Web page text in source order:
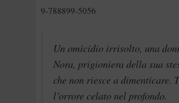
9-788899-5056
Un omicidio irrisolto, una
Nora, prigioniera della sua
che non riesce a dimenticare.
l’orrore celato nel profondo.